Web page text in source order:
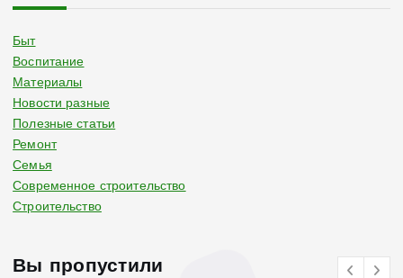
Быт
Воспитание
Материалы
Новости разные
Полезные статьи
Ремонт
Семья
Современное строительство
Строительство
Вы пропустили